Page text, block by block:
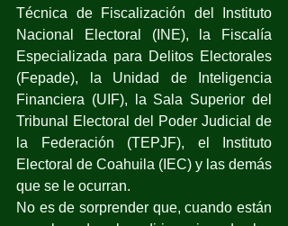
Técnica de Fiscalización del Instituto
Nacional Electoral (INE), la Fiscalía
Especializada para Delitos Electorales
(Fepade), la Unidad de Inteligencia
Financiera (UIF), la Sala Superior del
Tribunal Electoral del Poder Judicial de
la Federación (TEPJF), el Instituto
Electoral de Coahuila (IEC) y las demás
que se le ocurran.
No es de sorprender que, cuando están